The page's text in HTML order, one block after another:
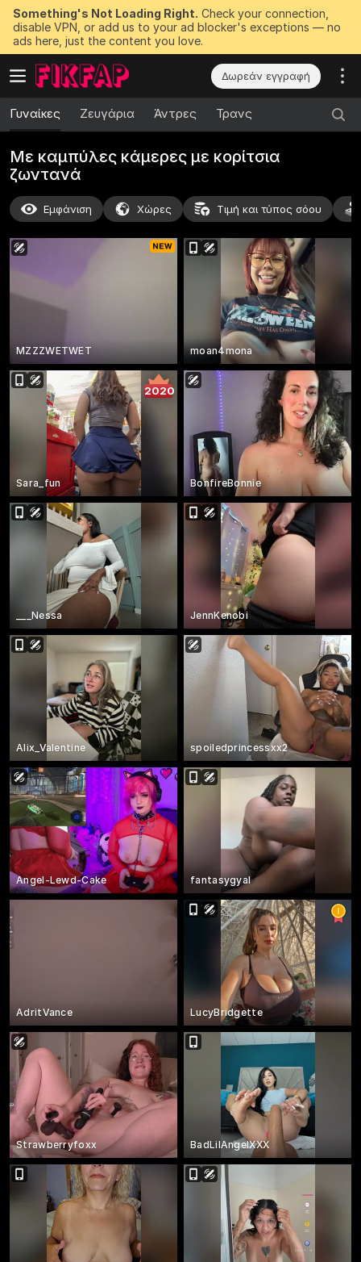
Something's Not Loading Right. Check your connection,
disable VPN, or add us to your ad blocker's exceptions — no
ads here, just the content you love.
Δωρεάν εγγραφή
Γυναίκες Ζευγάρια Άντρες Τρανς
Με καμπύλες κάμερες με κορίτσια
ζωντανά
Εμφάνιση Χώρες Τιμή και τύπος σόου
MZZZWETWET moan4mona
2020
Sara_fun BonfireBonnie
___Nessa JennKenobi
Alix_Valentine spoiledprincessxx2
Angel-Lewd-Cake fantasygyal
AdritVance LucyBridgette
Strawberryfoxx BadLilAngelXXX